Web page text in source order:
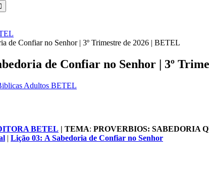
de Confiar no Senhor | 3º Trimestre de 2026 | BETEL
de Confiar no Senhor | 3º
Adultos BETEL
BETEL | TEMA: PROVERBIOS: SABEDORIA
| Lição 03: A Sabedoria de Confiar no Senhor